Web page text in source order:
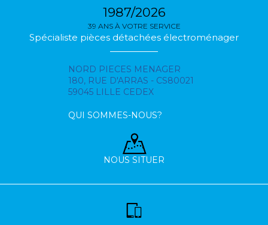
1987/2026
39 ANS À VOTRE SERVICE
Spécialiste pièces détachées électroménager
NORD PIECES MENAGER
180, RUE D'ARRAS - CS80021
59045 LILLE CEDEX
QUI SOMMES-NOUS?
NOUS SITUER